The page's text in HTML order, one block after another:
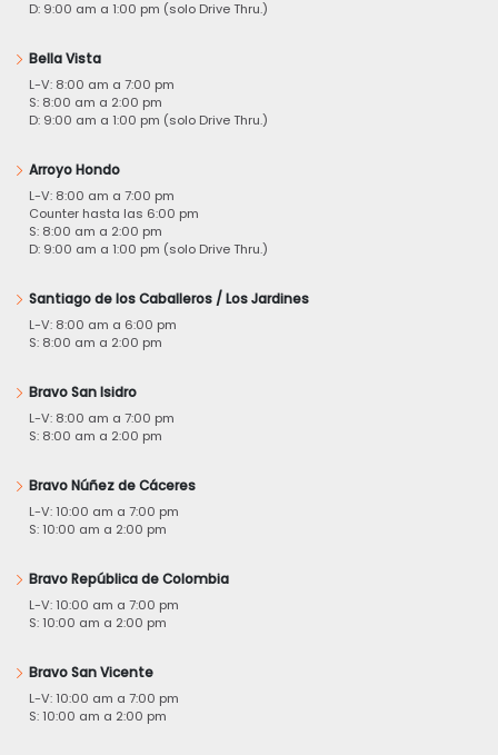
D: 9:00 am a 1:00 pm (solo Drive Thru.)
Bella Vista
L-V: 8:00 am a 7:00 pm
S: 8:00 am a 2:00 pm
D: 9:00 am a 1:00 pm (solo Drive Thru.)
Arroyo Hondo
L-V: 8:00 am a 7:00 pm
Counter hasta las 6:00 pm
S: 8:00 am a 2:00 pm
D: 9:00 am a 1:00 pm (solo Drive Thru.)
Santiago de los Caballeros / Los Jardines
L-V: 8:00 am a 6:00 pm
S: 8:00 am a 2:00 pm
Bravo San Isidro
L-V: 8:00 am a 7:00 pm
S: 8:00 am a 2:00 pm
Bravo Núñez de Cáceres
L-V: 10:00 am a 7:00 pm
S: 10:00 am a 2:00 pm
Bravo República de Colombia
L-V: 10:00 am a 7:00 pm
S: 10:00 am a 2:00 pm
Bravo San Vicente
L-V: 10:00 am a 7:00 pm
S: 10:00 am a 2:00 pm